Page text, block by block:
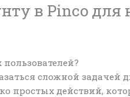
в Pinco для
сложной задачей
простых действий,